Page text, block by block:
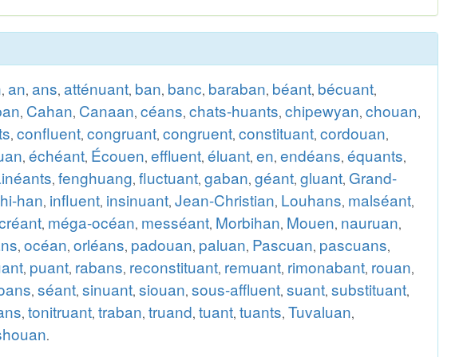
, an, ans, atténuant, ban, banc, baraban, béant, bécuant,
, Cahan, Canaan, céans, chats-huants, chipewyan, chouan,
, confluent, congruant, congruent, constituant, cordouan,
, échéant, Écouen, effluent, éluant, en, endéans, équants,
, fenghuang, fluctuant, gaban, géant, gluant, Grand-
hi-han, influent, insinuant, Jean-Christian, Louhans, malséant,
, méga-océan, messéant, Morbihan, Mouen, nauruan,
, océan, orléans, padouan, paluan, Pascuan, pascuans,
, puant, rabans, reconstituant, remuant, rimonabant, rouan,
, séant, sinuant, siouan, sous-affluent, suant, substituant,
, tonitruant, traban, truand, tuant, tuants, Tuvaluan,
.